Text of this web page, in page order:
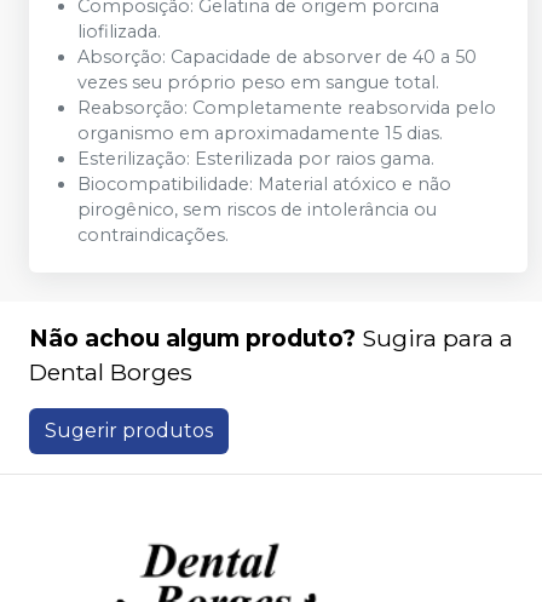
Composição: Gelatina de origem porcina
liofilizada.
Absorção: Capacidade de absorver de 40 a 50
vezes seu próprio peso em sangue total.
Reabsorção: Completamente reabsorvida pelo
organismo em aproximadamente 15 dias.
Esterilização: Esterilizada por raios gama.
Biocompatibilidade: Material atóxico e não
pirogênico, sem riscos de intolerância ou
contraindicações.
Não achou algum produto? Sugira para a
Dental Borges
Sugerir produtos